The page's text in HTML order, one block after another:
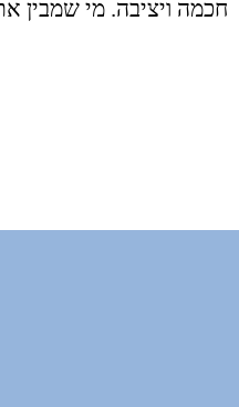
חכמה ויציבה. מי שמבין